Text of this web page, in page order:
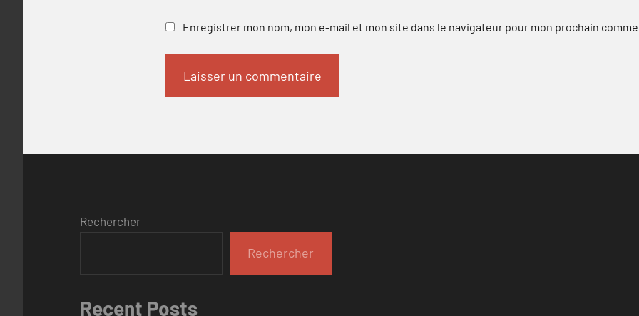
Enregistrer mon nom, mon e-mail et mon site dans le navigateur pour mon prochain
Rechercher
Rechercher
Recent Posts